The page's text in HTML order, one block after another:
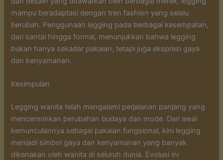
mampu beradaptasi dengan tren fashion yang selalu
berubah. Penggunaan legging pada berbagai kesempatan,
dari santai hingga formal, menunjukkan bahwa legging
bukan hanya sekadar pakaian, tetapi juga ekspresi gaya
dan kenyamanan.
Kesimpulan
Legging wanita telah mengalami perjalanan panjang yang
mencerminkan perubahan budaya dan mode. Dari awal
kemunculannya sebagai pakaian fungsional, kini legging
menjadi simbol gaya dan kenyamanan yang banyak
dikenakan oleh wanita di seluruh dunia. Evolusi ini